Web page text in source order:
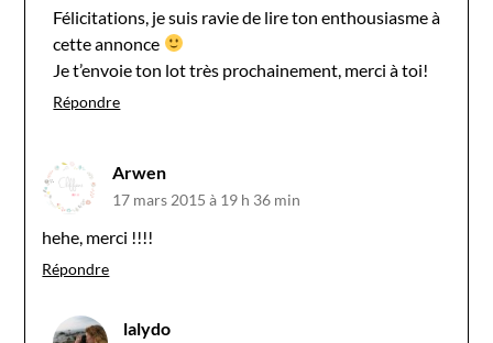
Félicitations, je suis ravie de lire ton enthousiasme à
cette annonce
Je t’envoie ton lot très prochainement, merci à toi!
Répondre
Arwen
17 mars 2015 à 19 h 36 min
hehe, merci !!!!
Répondre
lalydo